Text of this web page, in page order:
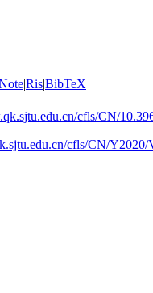
|Ris|BibTeX
cfls/CN/
cfls/CN/Y2020/